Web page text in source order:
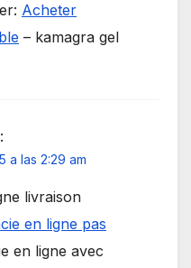
Acheter
– kamagra gel
a las 2:29 am
livraison
en ligne pas
en ligne avec